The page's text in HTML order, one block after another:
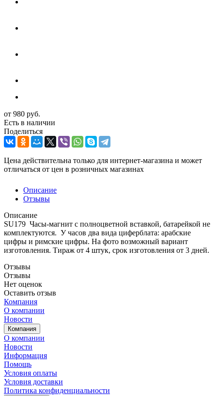
от 980 руб.
Есть в наличии
Поделиться
Цена действительна только для интернет-магазина и может
отличаться от цен в розничных магазинах
Описание
Отзывы
Описание
SU179 Часы-магнит с полноцветной вставкой, батарейкой не
комплектуются. У часов два вида циферблата: арабские
цифры и римские цифры. На фото возможный вариант
изготовления. Тираж от 4 штук, срок изготовления от 3 дней.
Отзывы
Отзывы
Нет оценок
Оставить отзыв
Компания
О компании
Новости
Компания
О компании
Новости
Информация
Помощь
Условия оплаты
Условия доставки
Политика конфиденциальности